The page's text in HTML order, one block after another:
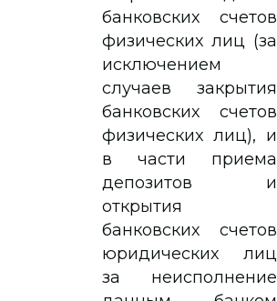
банковских счетов
физических лиц (за
исключением
случаев закрытия
банковских счетов
физических лиц), и
в части приема
депозитов и
открытия
банковских счетов
юридических лиц
за неисполнение